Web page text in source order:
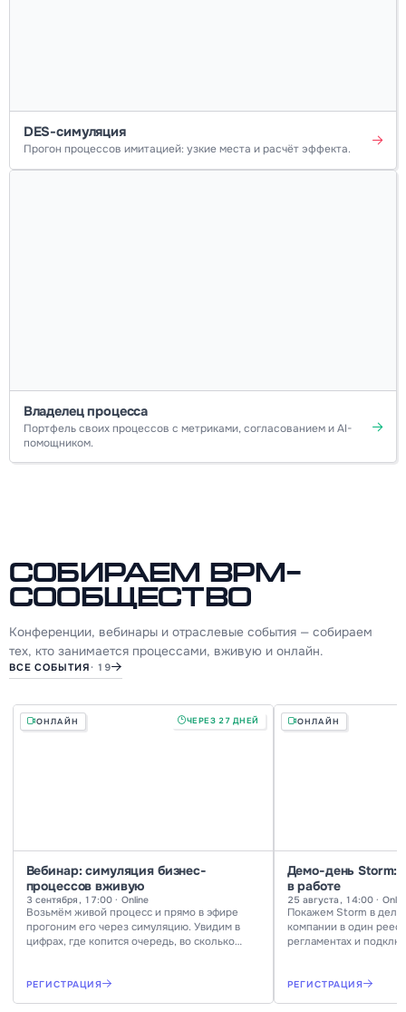
DES-симуляция
Прогон процессов имитацией: узкие места и расчёт эффекта.
Владелец процесса
Портфель своих процессов с метриками, согласованием и AI-
помощником.
Собираем BPM-
сообщество
Конференции, вебинары и отраслевые события — собираем
тех, кто занимается процессами, вживую и онлайн.
ВСЕ СОБЫТИЯ· 19
ОНЛАЙН ЧЕРЕЗ 27 ДНЕЙ
Вебинар: симуляция бизнес-
процессов вживую
3 сентября, 17:00 · Online
Возьмём живой процесс и прямо в эфире
прогоним его через симуляцию. Увидим в
цифрах, где копится очередь, во сколько
шаги.
РЕГИСТРАЦИЯ
ОНЛАЙН
Демо-день Storm:
в работе
25 августа, 14:00 ·
Покажем Storm в
компании в один
регламентах и
РЕГИСТРАЦИЯ